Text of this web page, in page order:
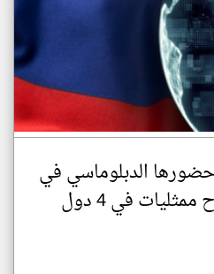
الدبلوماسي في
إفريقيا بافتتاح ممثليات في 4 دول